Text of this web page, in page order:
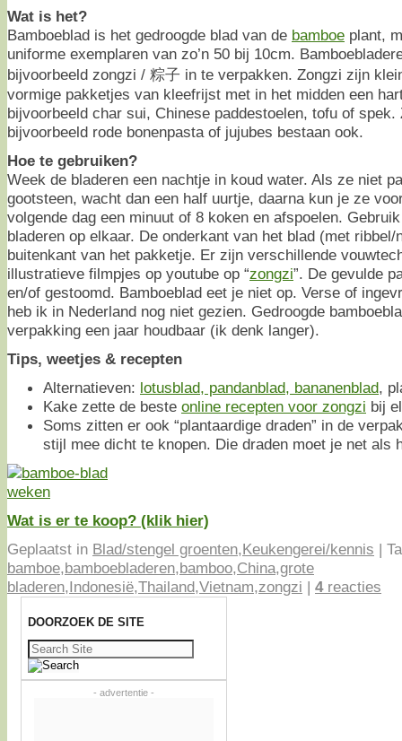
Wat is het?
Bamboeblad is het gedroogde blad van de bamboe plant,
uniforme exemplaren van zo’n 50 bij 10cm.
bijvoorbeeld zongzi / 粽子 in te verpakken. Zongzi zijn
vormige pakketjes van kleefrijst met in het midden een
bijvoorbeeld char sui, Chinese paddestoelen, tofu of spek.
bijvoorbeeld rode bonenpasta of jujubes bestaan ook.
Hoe te gebruiken?
Week de bladeren een nachtje in koud water. Als ze niet
gootsteen, wacht dan een half uurtje, daarna kun je ze
volgende dag een minuut of 8 koken en afspoelen.
bladeren op elkaar. De onderkant van het blad (met
buitenkant van het pakketje. Er zijn verschillende
illustratieve filmpjes op youtube op “zongzi”. De gevulde
en/of gestoomd. Bamboeblad eet je niet op. Verse of
heb ik in Nederland nog niet gezien. Gedroogde
verpakking een jaar houdbaar (ik denk langer).
Tips, weetjes & recepten
Alternatieven: lotusblad, pandanblad, bananenblad,
Kake zette de beste online recepten voor zongzi bij
Soms zitten er ook “plantaardige draden” in de
stijl mee dicht te knopen. Die draden moet je net als
Wat is er te koop? (klik hier)
Geplaatst in Blad/stengel groenten,Keukengerei/kennis |
bamboe,bamboebladeren,bamboo,China,grote
bladeren,Indonesië,Thailand,Vietnam,zongzi | 4reacties
DOORZOEK DE SITE
Zoeken
naar:
- advertentie -